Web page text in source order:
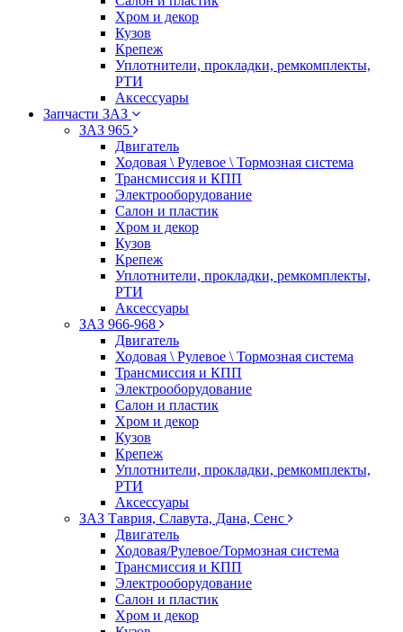
Хром и декор
Кузов
Крепеж
Уплотнители, прокладки, ремкомплекты,
РТИ
Аксессуары
Запчасти ЗАЗ
ЗАЗ 965
Двигатель
Ходовая \ Рулевое \ Тормозная система
Трансмиссия и КПП
Электрооборудование
Салон и пластик
Хром и декор
Кузов
Крепеж
Уплотнители, прокладки, ремкомплекты,
РТИ
Аксессуары
ЗАЗ 966-968
Двигатель
Ходовая \ Рулевое \ Тормозная система
Трансмиссия и КПП
Электрооборудование
Салон и пластик
Хром и декор
Кузов
Крепеж
Уплотнители, прокладки, ремкомплекты,
РТИ
Аксессуары
ЗАЗ Таврия, Славута, Дана, Сенс
Двигатель
Ходовая/Рулевое/Тормозная система
Трансмиссия и КПП
Электрооборудование
Салон и пластик
Хром и декор